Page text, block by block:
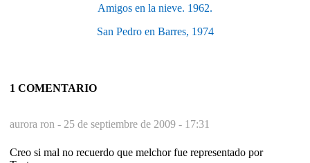
Amigos en la nieve. 1962.
San Pedro en Barres, 1974
1 COMENTARIO
aurora ron - 25 de septiembre de 2009 - 17:31
Creo si mal no recuerdo que melchor fue representado por